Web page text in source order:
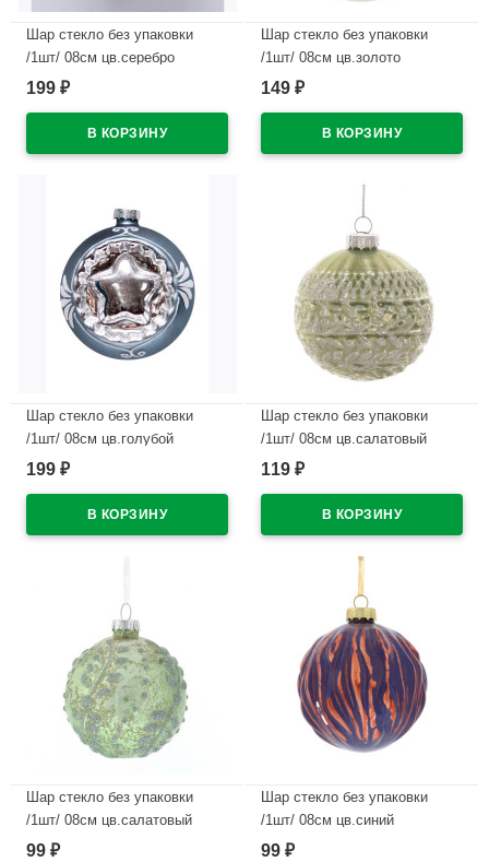
Шар стекло без упаковки
/1шт/ 08см цв.серебро
арт.79302
199 ₽
Шар стекло без упаковки
/1шт/ 08см цв.золото
арт.78949
149 ₽
Шар стекло без упаковки
/1шт/ 08см цв.голубой
арт.42350
199 ₽
Шар стекло без упаковки
/1шт/ 08см цв.салатовый
арт.721235
119 ₽
Шар стекло без упаковки
/1шт/ 08см цв.салатовый
арт.743626
99 ₽
Шар стекло без упаковки
/1шт/ 08см цв.синий
арт.745228
99 ₽